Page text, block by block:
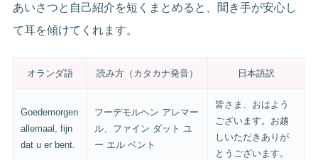
あいさつと自己紹介を短くまとめると、聞き手が安心し
て耳を傾けてくれます。
オランダ語 読み方（カタカナ発音） 日本語訳
Goedemorgen
allemaal, fijn
dat u er bent.
フーデモルヘン アレマー
ル、ファイン ダット ユ
ー エル ベント
皆さま、おはよう
ございます。お越
しいただきありが
とうございます。